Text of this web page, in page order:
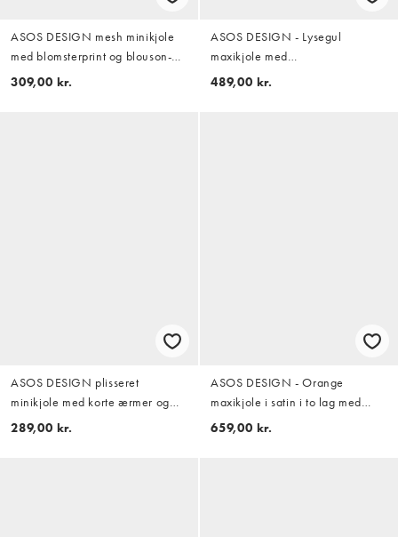
ASOS DESIGN mesh minikjole
med blomsterprint og blouson-
drapering i gul
309,00 kr.
ASOS DESIGN - Lysegul
maxikjole med
vandfaldsudskæring på ryggen i
489,00 kr.
ASOS DESIGN plisseret
minikjole med korte ærmer og
henley i chokolade
289,00 kr.
ASOS DESIGN - Orange
maxikjole i satin i to lag med
oversized blomsterprint og
659,00 kr.